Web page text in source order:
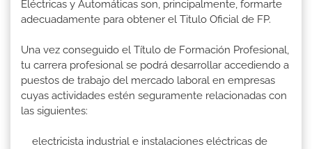
Eléctricas y Automáticas son, principalmente, formarte
adecuadamente para obtener el Titulo Oficial de FP.
Una vez conseguido el Título de Formación Profesional,
tu carrera profesional se podrá desarrollar accediendo a
puestos de trabajo del mercado laboral en empresas
cuyas actividades estén seguramente relacionadas con
las siguientes:
electricista industrial e instalaciones eléctricas de